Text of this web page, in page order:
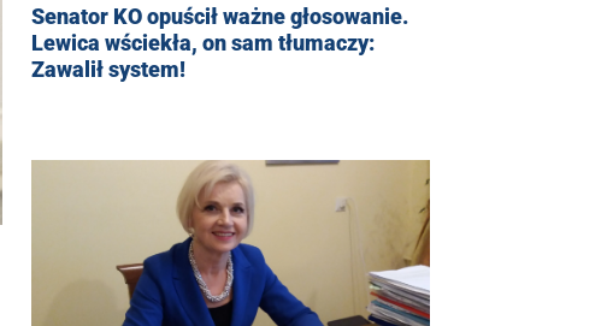
Senator KO opuścił ważne głosowanie.
Lewica wściekła, on sam tłumaczy:
Zawalił system!